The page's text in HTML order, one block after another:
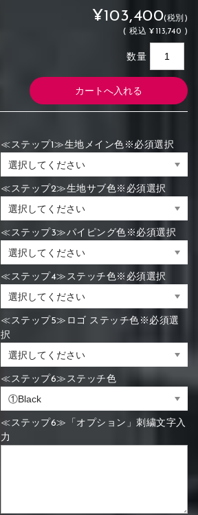
¥103,400(税別)
(税込 ¥113,740 )
数量
≪ステップ1≫生地メイン色※必須選択
≪ステップ2≫生地サブ色※必須選択
≪ステップ3≫パイピング色※必須選択
≪ステップ4≫ステッチ色※必須選択
≪ステップ5≫ロゴ ステッチ色※必須選
択
≪ステップ6≫ステッチ色
≪ステップ6≫「オプション」刺繍文字入
力